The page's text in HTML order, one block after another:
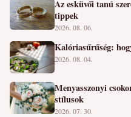
Az esküvői tanú
tippek
2026. 08. 06.
Kalóriasűrűség:
2026. 08. 04.
Menyasszonyi
stílusok
2026. 07. 30.